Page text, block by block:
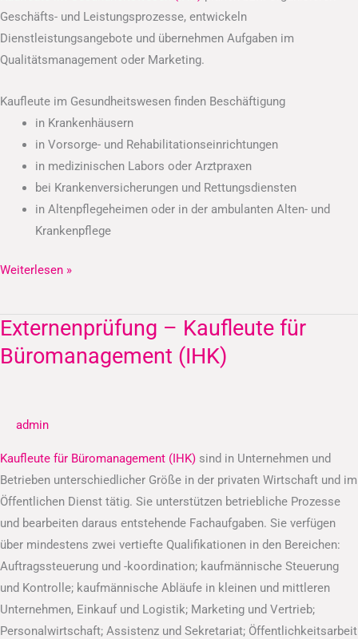
Geschäfts- und Leistungsprozesse, entwickeln
Dienstleistungsangebote und übernehmen Aufgaben im
Qualitätsmanagement oder Marketing.
Kaufleute im Gesundheitswesen finden Beschäftigung
in Krankenhäusern
in Vorsorge- und Rehabilitationseinrichtungen
in medizinischen Labors oder Arztpraxen
bei Krankenversicherungen und Rettungsdiensten
in Altenpflegeheimen oder in der ambulanten Alten- und
Krankenpflege
Weiterlesen »
Externenprüfung – Kaufleute für
Büromanagement (IHK)
admin
Kaufleute für Büromanagement (IHK) sind in Unternehmen und
Betrieben unterschiedlicher Größe in der privaten Wirtschaft und im
Öffentlichen Dienst tätig. Sie unterstützen betriebliche Prozesse
und bearbeiten daraus entstehende Fachaufgaben. Sie verfügen
über mindestens zwei vertiefte Qualifikationen in den Bereichen:
Auftragssteuerung und -koordination; kaufmännische Steuerung
und Kontrolle; kaufmännische Abläufe in kleinen und mittleren
Unternehmen, Einkauf und Logistik; Marketing und Vertrieb;
Personalwirtschaft; Assistenz und Sekretariat; Öffentlichkeitsarbeit
Externenprüfung
–
Kaufleute
(IHK)